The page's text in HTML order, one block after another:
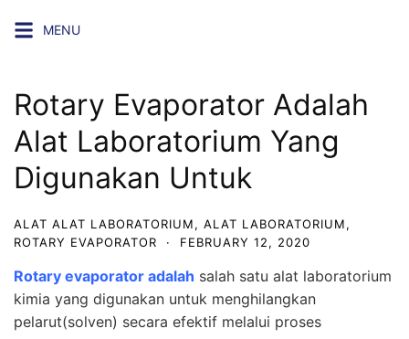
MENU
Rotary Evaporator Adalah
Alat Laboratorium Yang
Digunakan Untuk
ALAT ALAT LABORATORIUM, ALAT LABORATORIUM,
ROTARY EVAPORATOR
· FEBRUARY 12, 2020
Rotary evaporator adalah salah satu alat laboratorium
kimia yang digunakan untuk menghilangkan
pelarut(solven) secara efektif melalui proses